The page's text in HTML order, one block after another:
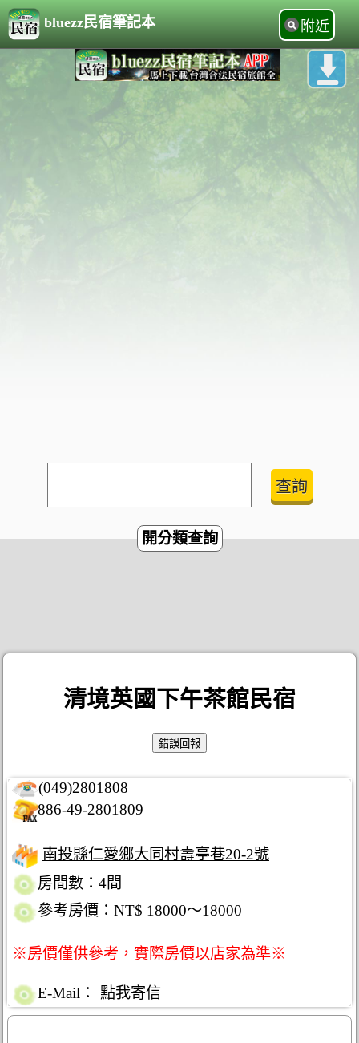
bluezz民宿筆記本 附近
開分類查詢
清境英國下午茶館民宿
(049)2801808
886-49-2801809
南投縣仁愛鄉大同村壽亭巷20-2號
房間數：4間
參考房價：NT$ 18000～18000
※房價僅供參考，實際房價以店家為準※
E-Mail： 點我寄信